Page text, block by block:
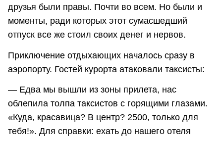
друзья были правы. Почти во всем. Но были и
моменты, ради которых этот сумасшедший
отпуск все же стоил своих денег и нервов.
Приключение отдыхающих началось сразу в
аэропорту. Гостей курорта атаковали таксисты:
— Едва мы вышли из зоны прилета, нас
облепила толпа таксистов с горящими глазами.
«Куда, красавица? В центр? 2500, только для
тебя!». Для справки: ехать до нашего отеля